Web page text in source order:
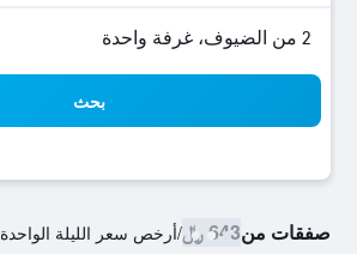
2 من الضيوف، غرفة واحدة
بحث
صفقات من643 ﷼ /أرخص سعر الليلة الواحدة